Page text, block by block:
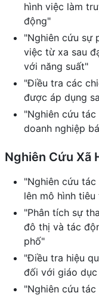
hình việc làm
động"
"Nghiên cứu sự
việc từ xa sau
với năng suất"
"Điều tra các
được áp dụng
"Nghiên cứu
doanh nghiệp
Nghiên Cứu Xã
"Nghiên cứu
lên mô hình
"Phân tích sự
đô thị và tác
phố"
"Điều tra hiệu
đối với giáo
"Nghiên cứu